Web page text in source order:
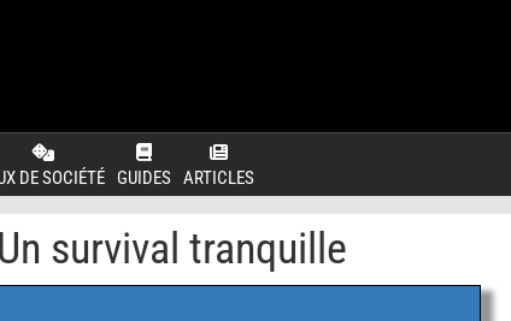
DE SOCIÉTÉ GUIDES ARTICLES
survival tranquille